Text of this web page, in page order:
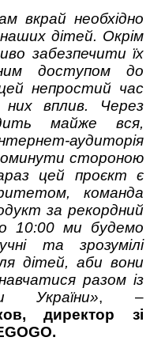
вкрай необхідно
дітей. Окрім
забезпечити їх
доступом до
непростий час
вплив. Через
майже вся,
аудиторія
оминути стороною
цей проєкт є
команда
за рекордний
10:00 ми будемо
та зрозумілі
дітей, аби вони
разом із
України», –
директор зі